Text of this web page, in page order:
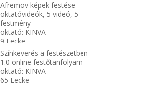
Afremov képek festése
oktatóvideók, 5 videó, 5
festmény
oktató: KINVA
9 Lecke
Színkeverés a festészetben
1.0 online festőtanfolyam
oktató: KINVA
65 Lecke